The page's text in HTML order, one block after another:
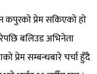
कपुरको प्रेम सकिएको हो
बलिउड अभिनेता
प्रेम सम्बन्धबारे चर्चा हुँदै